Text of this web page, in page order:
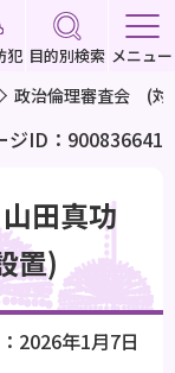
犯 目的別検索 メニュー
政治倫理審査会 (対
ジID：900836641
田真功
置)
2026年1月7日